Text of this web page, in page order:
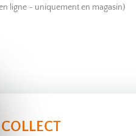
ligne - uniquement en magasin)